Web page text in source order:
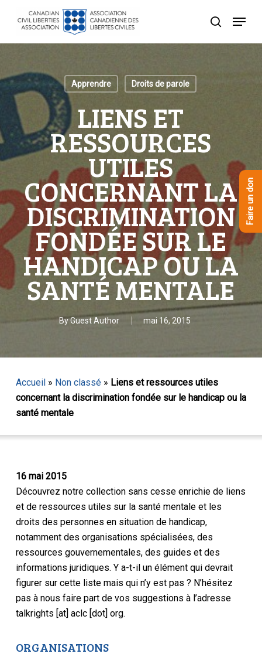
recherche
Menu
Apprendre Droits de parole
LIENS ET
RESSOURCES
UTILES
CONCERNANT LA
DISCRIMINATION
FONDÉE SUR LE
HANDICAP OU LA
SANTÉ MENTALE
ByGuest Author mai 16, 2015
Accueil» Non classé» Liens et ressources utiles
concernant la discrimination fondée sur le handicap ou la
santé mentale
16 mai 2015
Découvrez notre collection sans cesse enrichie de liens
et de ressources utiles sur la santé mentale et les
droits des personnes en situation de handicap,
notamment des organisations spécialisées, des
ressources gouvernementales, des guides et des
informations juridiques. Y a-t-il un élément qui devrait
figurer sur cette liste mais qui n’y est pas ? N’hésitez
pas à nous faire part de vos suggestions à l’adresse
talkrights [at] aclc [dot] org.
ORGANISATIONS
Faire un don